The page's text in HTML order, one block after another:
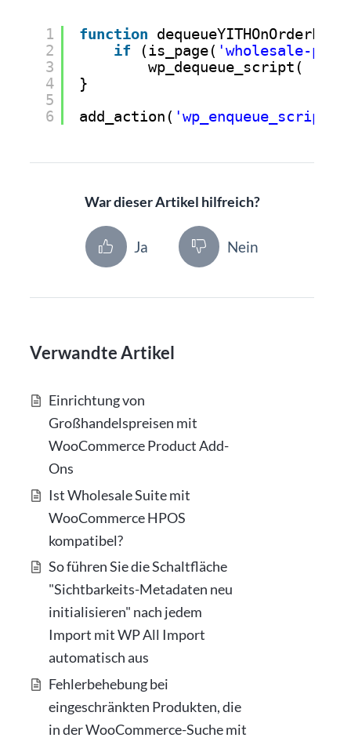
1
2
3
4
5
6
function
if
(is_page( 'wholesale-
wp_dequeue_script(
}
add_action( 'wp_enqueue_scripts'
War dieser Artikel hilfreich?
Ja Nein
Verwandte Artikel
Einrichtung von
Großhandelspreisen mit
WooCommerce Product Add-
Ons
Ist Wholesale Suite mit
WooCommerce HPOS
kompatibel?
So führen Sie die Schaltfläche
"Sichtbarkeits-Metadaten neu
initialisieren" nach jedem
Import mit WP All Import
automatisch aus
Fehlerbehebung bei
eingeschränkten Produkten, die
in der WooCommerce-Suche mit